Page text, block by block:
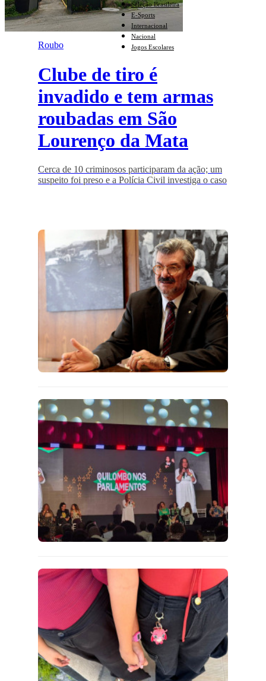
Seleção Brasileira
E-Sports
Internacional
Nacional
Jogos Escolares
Roubo
Clube de tiro é
invadido e tem armas
roubadas em São
Lourenço da Mata
Cerca de 10 criminosos participaram da ação; um
suspeito foi preso e a Polícia Civil investiga o caso